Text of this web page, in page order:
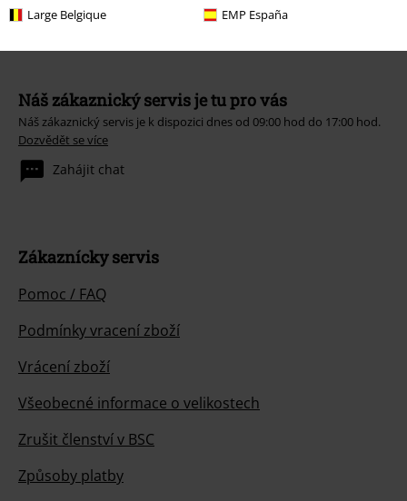
Large Belgique EMP España
Náš zákaznický servis je tu pro vás
Náš zákaznický servis je k dispozici dnes od 09:00 hod do 17:00 hod.
Dozvědět se více
Zahájit chat
Zákaznícky servis
Pomoc / FAQ
Podmínky vracení zboží
Vrácení zboží
Všeobecné informace o velikostech
Zrušit členství v BSC
Způsoby platby